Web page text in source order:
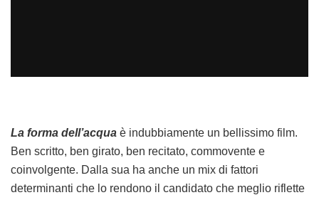
La forma dell’acqua è indubbiamente un bellissimo film.
Ben scritto, ben girato, ben recitato, commovente e
coinvolgente. Dalla sua ha anche un mix di fattori
determinanti che lo rendono il candidato che meglio riflette